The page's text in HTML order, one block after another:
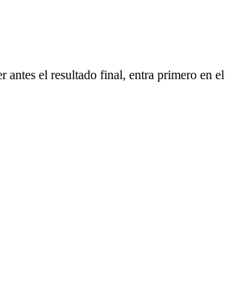
antes el resultado final, entra primero en el